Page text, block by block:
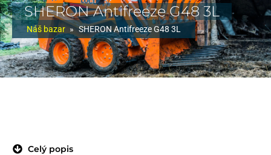
SHERON Antifreeze G48 3L
Náš bazar » SHERON Antifreeze G48 3L
Celý popis